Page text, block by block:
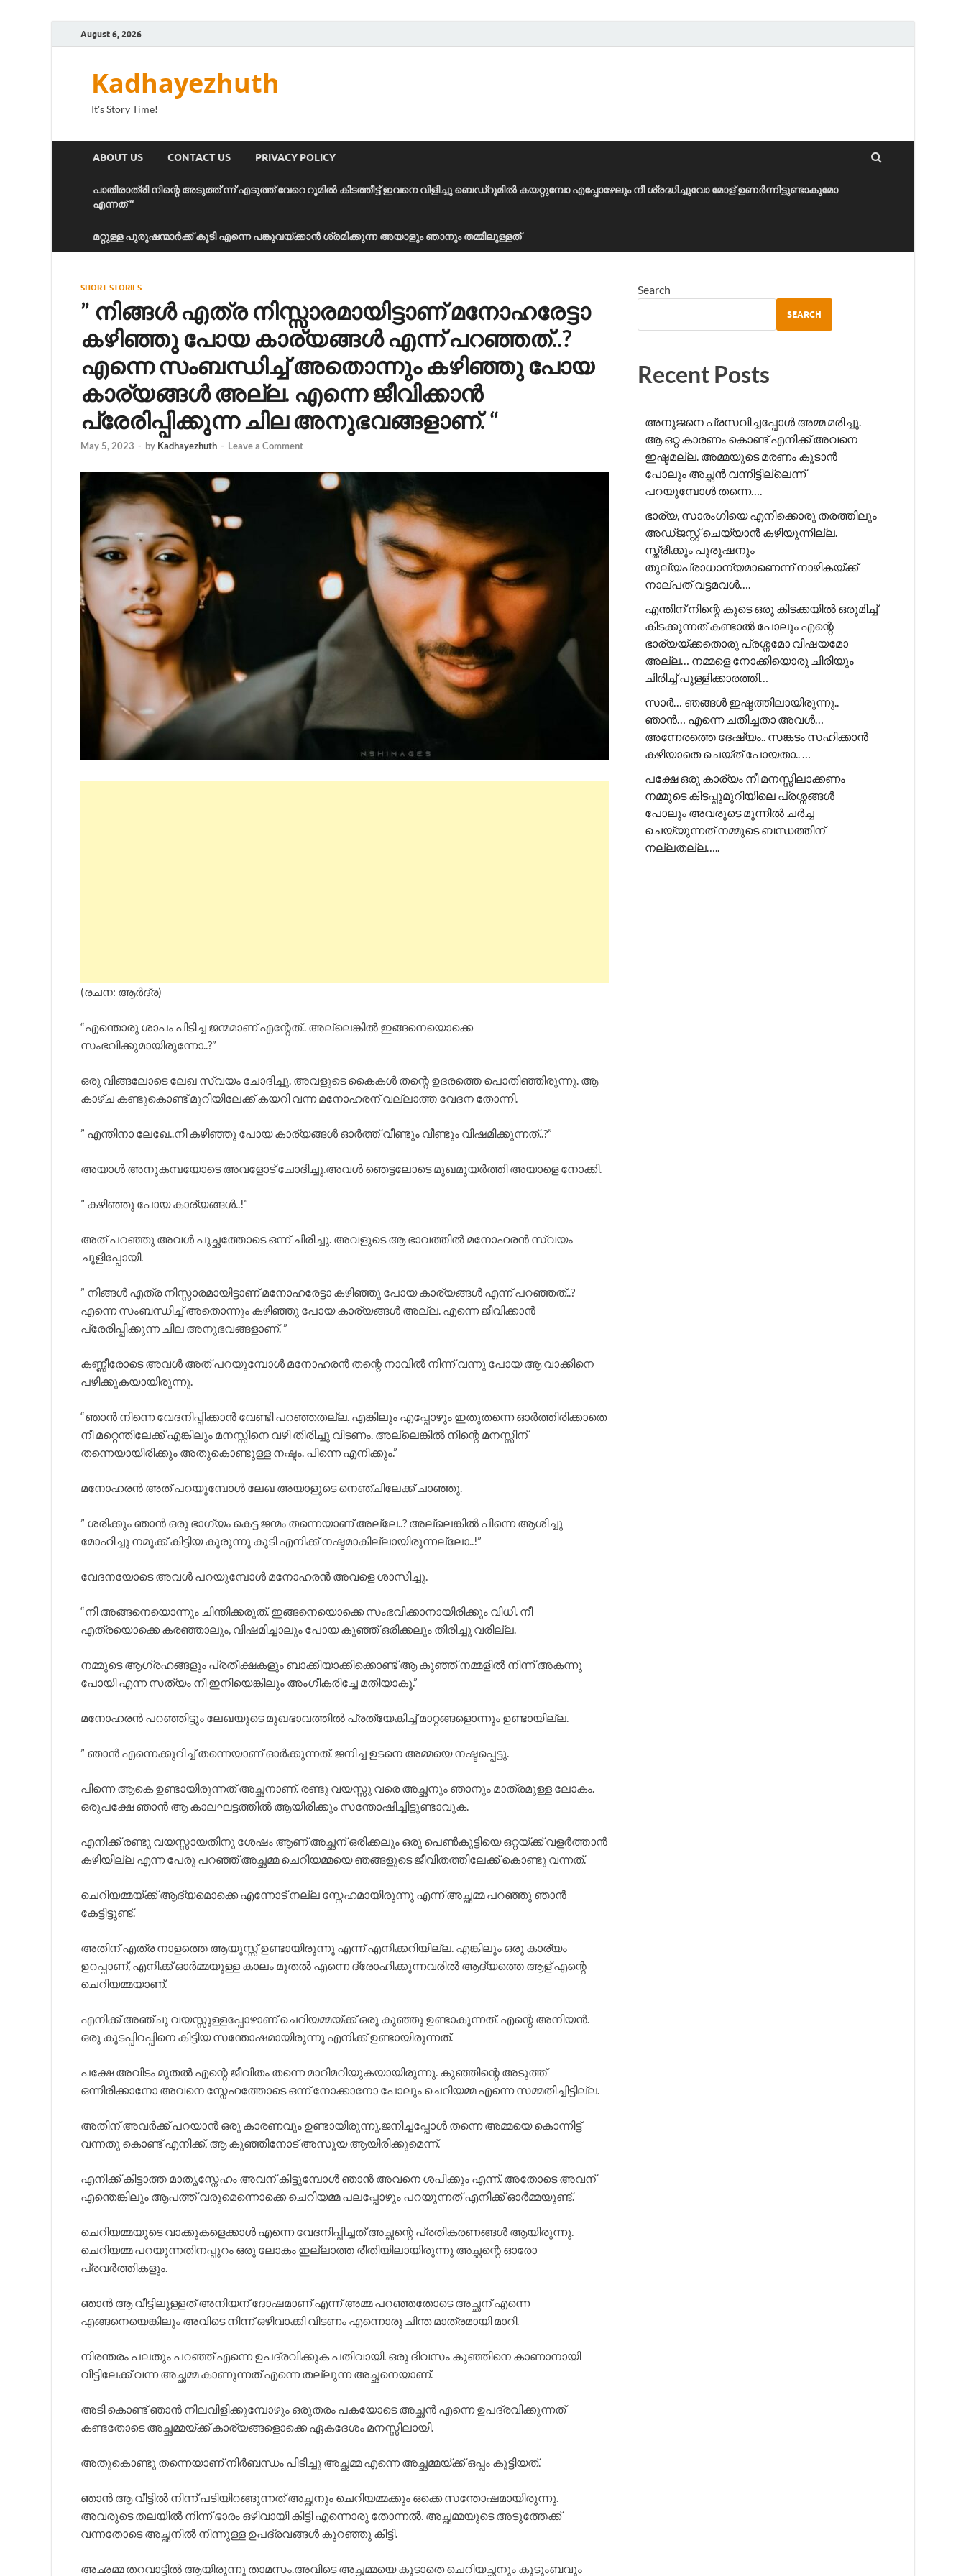
August 6, 2026
Kadhayezhuth
It's Story Time!
ABOUT US CONTACT US PRIVACY POLICY
പാതിരാത്രി നിന്റെ അടുത്ത് ന്ന് എടുത്ത് വേറെ റൂമിൽ കിടത്തീട്ട് ഇവനെ വിളിച്ചു ബെഡ്‌റൂമിൽ കയറ്റുമ്പോ എപ്പോഴേലും നീ ശ്രദ്ധിച്ചുവോ മോള് ഉണർന്നിട്ടുണ്ടാകുമോ
എന്നത് “
മറ്റുള്ള പുരുഷന്മാർക്ക് കൂടി എന്നെ പങ്കുവയ്ക്കാൻ ശ്രമിക്കുന്ന അയാളും ഞാനും തമ്മിലുള്ളത്
SHORT STORIES
” നിങ്ങൾ എത്ര നിസ്സാരമായിട്ടാണ് മനോഹരേട്ടാ
കഴിഞ്ഞു പോയ കാര്യങ്ങൾ എന്ന് പറഞ്ഞത്..?
എന്നെ സംബന്ധിച്ച് അതൊന്നും കഴിഞ്ഞു പോയ
കാര്യങ്ങൾ അല്ല. എന്നെ ജീവിക്കാൻ
പ്രേരിപ്പിക്കുന്ന ചില അനുഭവങ്ങളാണ്. “
May 5, 2023 - by Kadhayezhuth - Leave a Comment
(രചന: ആർദ്ര)
“എന്തൊരു ശാപം പിടിച്ച ജന്മമാണ് എന്റേത്.. അല്ലെങ്കിൽ ഇങ്ങനെയൊക്കെ
സംഭവിക്കുമായിരുന്നോ..?”
ഒരു വിങ്ങലോടെ ലേഖ സ്വയം ചോദിച്ചു. അവളുടെ കൈകൾ തന്റെ ഉദരത്തെ പൊതിഞ്ഞിരുന്നു. ആ
കാഴ്ച കണ്ടുകൊണ്ട് മുറിയിലേക്ക് കയറി വന്ന മനോഹരന് വല്ലാത്ത വേദന തോന്നി.
” എന്തിനാ ലേഖേ..നീ കഴിഞ്ഞു പോയ കാര്യങ്ങൾ ഓർത്ത് വീണ്ടും വീണ്ടും വിഷമിക്കുന്നത്..?”
അയാൾ അനുകമ്പയോടെ അവളോട് ചോദിച്ചു.അവൾ ഞെട്ടലോടെ മുഖമുയർത്തി അയാളെ നോക്കി.
” കഴിഞ്ഞു പോയ കാര്യങ്ങൾ..!”
അത് പറഞ്ഞു അവൾ പുച്ഛത്തോടെ ഒന്ന് ചിരിച്ചു. അവളുടെ ആ ഭാവത്തിൽ മനോഹരൻ സ്വയം
ചൂളിപ്പോയി.
” നിങ്ങൾ എത്ര നിസ്സാരമായിട്ടാണ് മനോഹരേട്ടാ കഴിഞ്ഞു പോയ കാര്യങ്ങൾ എന്ന് പറഞ്ഞത്..?
എന്നെ സംബന്ധിച്ച് അതൊന്നും കഴിഞ്ഞു പോയ കാര്യങ്ങൾ അല്ല. എന്നെ ജീവിക്കാൻ
പ്രേരിപ്പിക്കുന്ന ചില അനുഭവങ്ങളാണ്. ”
കണ്ണീരോടെ അവൾ അത് പറയുമ്പോൾ മനോഹരൻ തന്റെ നാവിൽ നിന്ന് വന്നു പോയ ആ വാക്കിനെ
പഴിക്കുകയായിരുന്നു.
“ഞാൻ നിന്നെ വേദനിപ്പിക്കാൻ വേണ്ടി പറഞ്ഞതല്ല. എങ്കിലും എപ്പോഴും ഇതുതന്നെ ഓർത്തിരിക്കാതെ
നീ മറ്റെന്തിലേക്ക് എങ്കിലും മനസ്സിനെ വഴി തിരിച്ചു വിടണം. അല്ലെങ്കിൽ നിന്റെ മനസ്സിന്
തന്നെയായിരിക്കും അതുകൊണ്ടുള്ള നഷ്ടം. പിന്നെ എനിക്കും.”
മനോഹരൻ അത് പറയുമ്പോൾ ലേഖ അയാളുടെ നെഞ്ചിലേക്ക് ചാഞ്ഞു.
” ശരിക്കും ഞാൻ ഒരു ഭാഗ്യം കെട്ട ജന്മം തന്നെയാണ് അല്ലേ..? അല്ലെങ്കിൽ പിന്നെ ആശിച്ചു
മോഹിച്ചു നമുക്ക് കിട്ടിയ കുരുന്നു കൂടി എനിക്ക് നഷ്ടമാകില്ലായിരുന്നല്ലോ..!”
വേദനയോടെ അവൾ പറയുമ്പോൾ മനോഹരൻ അവളെ ശാസിച്ചു.
“നീ അങ്ങനെയൊന്നും ചിന്തിക്കരുത്. ഇങ്ങനെയൊക്കെ സംഭവിക്കാനായിരിക്കും വിധി. നീ
എത്രയൊക്കെ കരഞ്ഞാലും, വിഷമിച്ചാലും പോയ കുഞ്ഞ് ഒരിക്കലും തിരിച്ചു വരില്ല.
നമ്മുടെ ആഗ്രഹങ്ങളും പ്രതീക്ഷകളും ബാക്കിയാക്കിക്കൊണ്ട് ആ കുഞ്ഞ് നമ്മളിൽ നിന്ന് അകന്നു
പോയി എന്ന സത്യം നീ ഇനിയെങ്കിലും അംഗീകരിച്ചേ മതിയാകൂ.”
മനോഹരൻ പറഞ്ഞിട്ടും ലേഖയുടെ മുഖഭാവത്തിൽ പ്രത്യേകിച്ച് മാറ്റങ്ങളൊന്നും ഉണ്ടായില്ല.
” ഞാൻ എന്നെക്കുറിച്ച് തന്നെയാണ് ഓർക്കുന്നത്. ജനിച്ച ഉടനെ അമ്മയെ നഷ്ടപ്പെട്ടു.
പിന്നെ ആകെ ഉണ്ടായിരുന്നത് അച്ഛനാണ്. രണ്ടു വയസ്സു വരെ അച്ഛനും ഞാനും മാത്രമുള്ള ലോകം.
ഒരുപക്ഷേ ഞാൻ ആ കാലഘട്ടത്തിൽ ആയിരിക്കും സന്തോഷിച്ചിട്ടുണ്ടാവുക.
എനിക്ക് രണ്ടു വയസ്സായതിനു ശേഷം ആണ് അച്ഛന് ഒരിക്കലും ഒരു പെൺകുട്ടിയെ ഒറ്റയ്ക്ക് വളർത്താൻ
കഴിയില്ല എന്ന പേരു പറഞ്ഞ് അച്ഛമ്മ ചെറിയമ്മയെ ഞങ്ങളുടെ ജീവിതത്തിലേക്ക് കൊണ്ടു വന്നത്.
ചെറിയമ്മയ്ക്ക് ആദ്യമൊക്കെ എന്നോട് നല്ല സ്നേഹമായിരുന്നു എന്ന് അച്ഛമ്മ പറഞ്ഞു ഞാൻ
കേട്ടിട്ടുണ്ട്.
അതിന് എത്ര നാളത്തെ ആയുസ്സ് ഉണ്ടായിരുന്നു എന്ന് എനിക്കറിയില്ല. എങ്കിലും ഒരു കാര്യം
ഉറപ്പാണ്, എനിക്ക് ഓർമ്മയുള്ള കാലം മുതൽ എന്നെ ദ്രോഹിക്കുന്നവരിൽ ആദ്യത്തെ ആള് എന്റെ
ചെറിയമ്മയാണ്.
എനിക്ക് അഞ്ചു വയസ്സുള്ളപ്പോഴാണ് ചെറിയമ്മയ്ക്ക് ഒരു കുഞ്ഞു ഉണ്ടാകുന്നത്. എന്റെ അനിയൻ.
ഒരു കൂടപ്പിറപ്പിനെ കിട്ടിയ സന്തോഷമായിരുന്നു എനിക്ക് ഉണ്ടായിരുന്നത്.
പക്ഷേ അവിടം മുതൽ എന്റെ ജീവിതം തന്നെ മാറിമറിയുകയായിരുന്നു. കുഞ്ഞിന്റെ അടുത്ത്
ഒന്നിരിക്കാനോ അവനെ സ്നേഹത്തോടെ ഒന്ന് നോക്കാനോ പോലും ചെറിയമ്മ എന്നെ സമ്മതിച്ചിട്ടില്ല.
അതിന് അവർക്ക് പറയാൻ ഒരു കാരണവും ഉണ്ടായിരുന്നു.ജനിച്ചപ്പോൾ തന്നെ അമ്മയെ കൊന്നിട്ട്
വന്നതു കൊണ്ട് എനിക്ക്, ആ കുഞ്ഞിനോട് അസൂയ ആയിരിക്കുമെന്ന്.
എനിക്ക് കിട്ടാത്ത മാതൃസ്നേഹം അവന് കിട്ടുമ്പോൾ ഞാൻ അവനെ ശപിക്കും എന്ന്. അതോടെ അവന്
എന്തെങ്കിലും ആപത്ത് വരുമെന്നൊക്കെ ചെറിയമ്മ പലപ്പോഴും പറയുന്നത് എനിക്ക് ഓർമ്മയുണ്ട്.
ചെറിയമ്മയുടെ വാക്കുകളെക്കാൾ എന്നെ വേദനിപ്പിച്ചത് അച്ഛന്റെ പ്രതികരണങ്ങൾ ആയിരുന്നു.
ചെറിയമ്മ പറയുന്നതിനപ്പുറം ഒരു ലോകം ഇല്ലാത്ത രീതിയിലായിരുന്നു അച്ഛന്റെ ഓരോ
പ്രവർത്തികളും.
ഞാൻ ആ വീട്ടിലുള്ളത് അനിയന് ദോഷമാണ് എന്ന് അമ്മ പറഞ്ഞതോടെ അച്ഛന് എന്നെ
എങ്ങനെയെങ്കിലും അവിടെ നിന്ന് ഒഴിവാക്കി വിടണം എന്നൊരു ചിന്ത മാത്രമായി മാറി.
നിരന്തരം പലതും പറഞ്ഞ് എന്നെ ഉപദ്രവിക്കുക പതിവായി. ഒരു ദിവസം കുഞ്ഞിനെ കാണാനായി
വീട്ടിലേക്ക് വന്ന അച്ഛമ്മ കാണുന്നത് എന്നെ തല്ലുന്ന അച്ഛനെയാണ്.
അടി കൊണ്ട് ഞാൻ നിലവിളിക്കുമ്പോഴും ഒരുതരം പകയോടെ അച്ഛൻ എന്നെ ഉപദ്രവിക്കുന്നത്
കണ്ടതോടെ അച്ഛമ്മയ്ക്ക് കാര്യങ്ങളൊക്കെ ഏകദേശം മനസ്സിലായി.
അതുകൊണ്ടു തന്നെയാണ് നിർബന്ധം പിടിച്ചു അച്ഛമ്മ എന്നെ അച്ഛമ്മയ്ക്ക് ഒപ്പം കൂട്ടിയത്.
ഞാൻ ആ വീട്ടിൽ നിന്ന് പടിയിറങ്ങുന്നത് അച്ഛനും ചെറിയമ്മക്കും ഒക്കെ സന്തോഷമായിരുന്നു.
അവരുടെ തലയിൽ നിന്ന് ഭാരം ഒഴിവായി കിട്ടി എന്നൊരു തോന്നൽ. അച്ഛമ്മയുടെ അടുത്തേക്ക്
വന്നതോടെ അച്ഛനിൽ നിന്നുള്ള ഉപദ്രവങ്ങൾ കുറഞ്ഞു കിട്ടി.
അഛമ്മ തറവാട്ടിൽ ആയിരുന്നു താമസം.അവിടെ അച്ഛമ്മയെ കൂടാതെ ചെറിയച്ഛനും കുടുംബവും
Search
SEARCH
Recent Posts
അനുജനെ പ്രസവിച്ചപ്പോൾ അമ്മ മരിച്ചു.
ആ ഒറ്റ കാരണം കൊണ്ട് എനിക്ക് അവനെ
ഇഷ്ടമല്ല. അമ്മയുടെ മരണം കൂടാൻ
പോലും അച്ഛൻ വന്നിട്ടില്ലെന്ന്
പറയുമ്പോൾ തന്നെ….
ഭാര്യ, സാരംഗിയെ എനിക്കൊരു തരത്തിലും
അഡ്ജസ്റ്റ് ചെയ്യാൻ കഴിയുന്നില്ല.
സ്ത്രീക്കും പുരുഷനും
തുല്യപ്രാധാന്യമാണെന്ന് നാഴികയ്ക്ക്
നാല്പത് വട്ടമവൾ….
എന്തിന് നിന്റെ കൂടെ ഒരു കിടക്കയിൽ ഒരുമിച്ച്
കിടക്കുന്നത് കണ്ടാൽ പോലും എന്റെ
ഭാര്യയ്ക്കതൊരു പ്രശ്നമോ വിഷയമോ
അല്ല… നമ്മളെ നോക്കിയൊരു ചിരിയും
ചിരിച്ച് പുള്ളിക്കാരത്തി…
സാർ… ഞങ്ങൾ ഇഷ്ടത്തിലായിരുന്നു..
ഞാൻ… എന്നെ ചതിച്ചതാ അവൾ…
അന്നേരത്തെ ദേഷ്യം.. സങ്കടം സഹിക്കാൻ
കഴിയാതെ ചെയ്ത് പോയതാ.. …
പക്ഷേ ഒരു കാര്യം നീ മനസ്സിലാക്കണം
നമ്മുടെ കിടപ്പുമുറിയിലെ പ്രശ്നങ്ങൾ
പോലും അവരുടെ മുന്നിൽ ചർച്ച
ചെയ്യുന്നത് നമ്മുടെ ബന്ധത്തിന്
നല്ലതല്ല…..